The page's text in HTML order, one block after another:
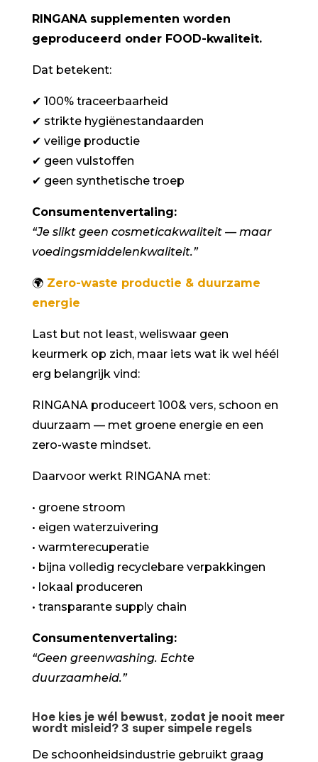
RINGANA supplementen worden
geproduceerd onder FOOD-kwaliteit.
Dat betekent:
✔ 100% traceerbaarheid
✔ strikte hygiënestandaarden
✔ veilige productie
✔ geen vulstoffen
✔ geen synthetische troep
Consumentenvertaling:
“Je slikt geen cosmeticakwaliteit — maar
voedingsmiddelenkwaliteit.”
🌍Zero-waste productie & duurzame
energie
Last but not least, weliswaar geen
keurmerk op zich, maar iets wat ik wel héél
erg belangrijk vind:
RINGANA produceert 100& vers, schoon en
duurzaam — met groene energie en een
zero-waste mindset.
Daarvoor werkt RINGANA met:
• groene stroom
• eigen waterzuivering
• warmterecuperatie
• bijna volledig recyclebare verpakkingen
• lokaal produceren
• transparante supply chain
Consumentenvertaling:
“Geen greenwashing. Echte
duurzaamheid.”
Hoe kies je wél bewust, zodat je nooit meer
wordt misleid? 3 super simpele regels
De schoonheidsindustrie gebruikt graag